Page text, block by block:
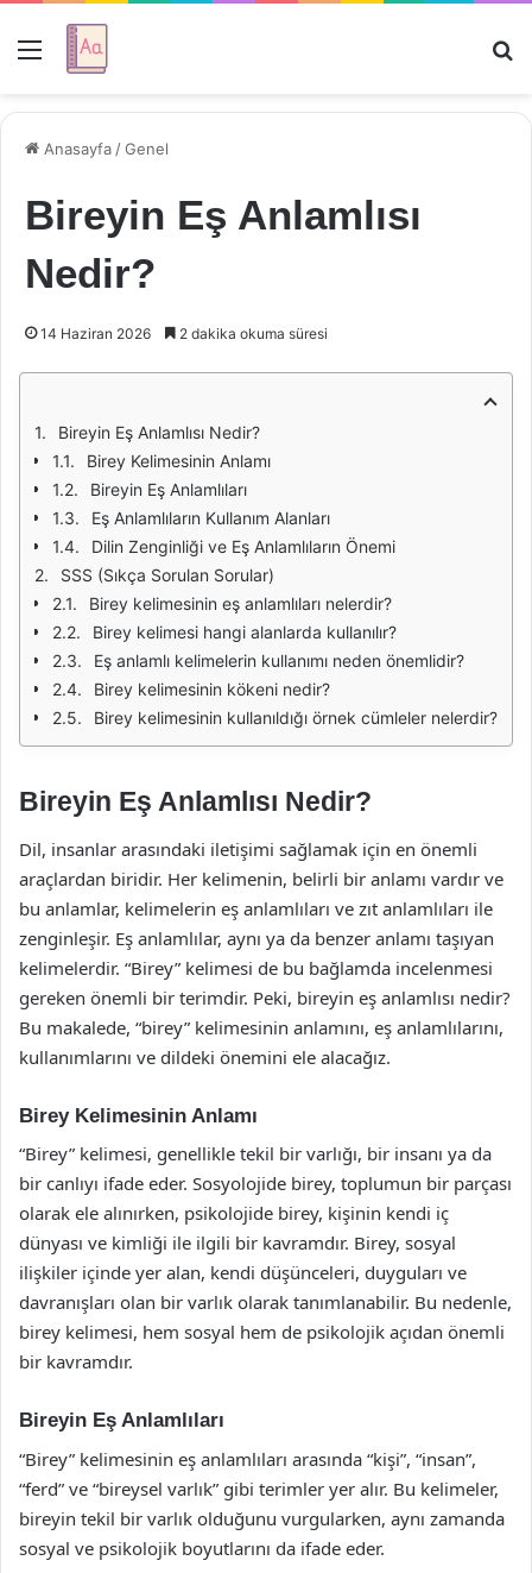
Menü
Anasayfa /Genel
Bireyin Eş Anlamlısı
Nedir?
14 Haziran 2026 2 dakika okuma süresi
Bireyin Eş Anlamlısı Nedir?
Birey Kelimesinin Anlamı
Bireyin Eş Anlamlıları
Eş Anlamlıların Kullanım Alanları
Dilin Zenginliği ve Eş Anlamlıların Önemi
SSS (Sıkça Sorulan Sorular)
Birey kelimesinin eş anlamlıları nelerdir?
Birey kelimesi hangi alanlarda kullanılır?
Eş anlamlı kelimelerin kullanımı neden önemlidir?
Birey kelimesinin kökeni nedir?
Birey kelimesinin kullanıldığı örnek cümleler nelerdir?
Bireyin Eş Anlamlısı Nedir?
Dil, insanlar arasındaki iletişimi sağlamak için en önemli
araçlardan biridir. Her kelimenin, belirli bir anlamı vardır ve
bu anlamlar, kelimelerin eş anlamlıları ve zıt anlamlıları ile
zenginleşir. Eş anlamlılar, aynı ya da benzer anlamı taşıyan
kelimelerdir. “Birey” kelimesi de bu bağlamda incelenmesi
gereken önemli bir terimdir. Peki, bireyin eş anlamlısı nedir?
Bu makalede, “birey” kelimesinin anlamını, eş anlamlılarını,
kullanımlarını ve dildeki önemini ele alacağız.
Birey Kelimesinin Anlamı
“Birey” kelimesi, genellikle tekil bir varlığı, bir insanı ya da
bir canlıyı ifade eder. Sosyolojide birey, toplumun bir parçası
olarak ele alınırken, psikolojide birey, kişinin kendi iç
dünyası ve kimliği ile ilgili bir kavramdır. Birey, sosyal
ilişkiler içinde yer alan, kendi düşünceleri, duyguları ve
davranışları olan bir varlık olarak tanımlanabilir. Bu nedenle,
birey kelimesi, hem sosyal hem de psikolojik açıdan önemli
bir kavramdır.
Bireyin Eş Anlamlıları
“Birey” kelimesinin eş anlamlıları arasında “kişi”, “insan”,
“ferd” ve “bireysel varlık” gibi terimler yer alır. Bu kelimeler,
bireyin tekil bir varlık olduğunu vurgularken, aynı zamanda
sosyal ve psikolojik boyutlarını da ifade eder.